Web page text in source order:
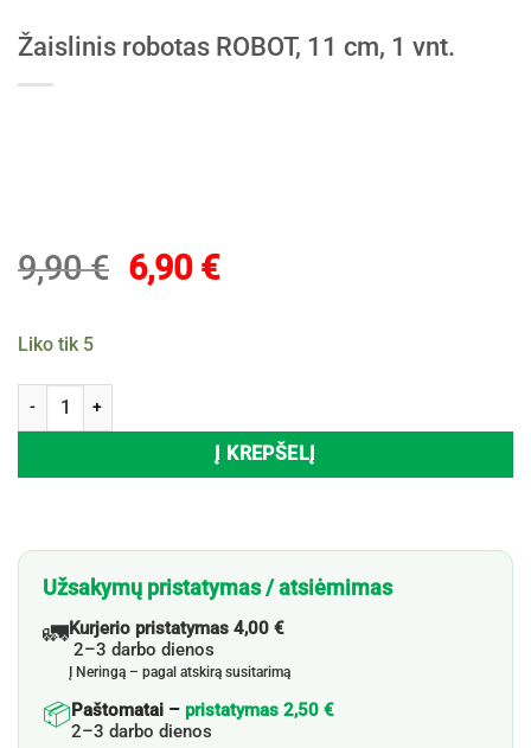
Žaislinis robotas ROBOT, 11 cm, 1 vnt.
9,90€ Original
6,90 €Current
Liko tik 5
produkto kiekis: Žaislinis robotas ROBOT, 11 cm, 1 vnt.
Į KREPŠELĮ
Užsakymų pristatymas / atsiėmimas
🚛Kurjerio pristatymas 4,00 €
2–3 darbo dienos
Į Neringą – pagal atskirą susitarimą
📦Paštomatai – pristatymas 2,50 €
2–3 darbo dienos